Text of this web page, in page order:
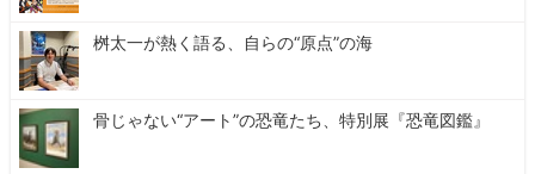
桝太一が熱く語る、自らの“原点”の海
骨じゃない“アート”の恐竜たち、特別展『恐竜図鑑』